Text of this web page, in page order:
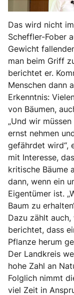
Das wird nicht
Scheffler-Fober
Gewicht
man beim Griff
berichtet er.
Menschen dann
Erkenntnis:
von Bäumen,
„Und wir
ernst nehmen
gefährdet wird“,
mit Interesse,
kritische Bäume
dann, wenn ein
Eigentümer ist.
Baum zu
Dazu zählt auch,
berichtet, dass
Pflanze herum
Der Landkreis
hohe Zahl an
Folglich nimmt
viel Zeit in